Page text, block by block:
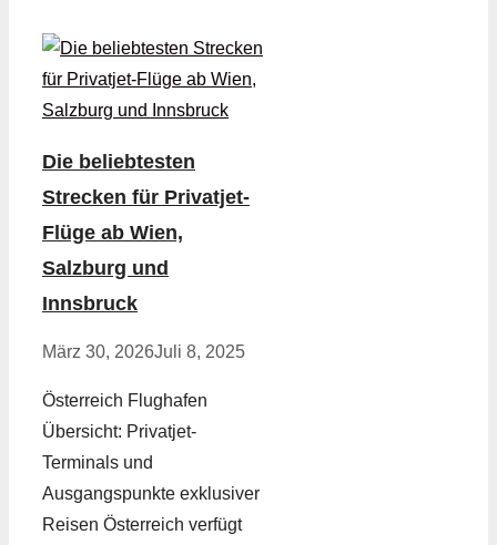
Die beliebtesten
Strecken für Privatjet-
Flüge ab Wien,
Salzburg und
Innsbruck
März 30, 2026Juli 8, 2025
Österreich Flughafen
Übersicht: Privatjet-
Terminals und
Ausgangspunkte exklusiver
Reisen Österreich verfügt